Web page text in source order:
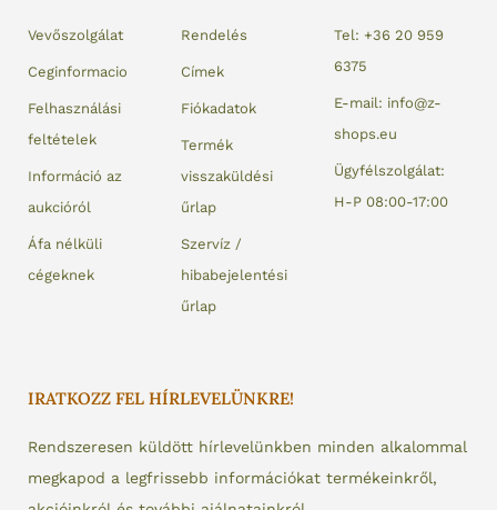
Vevőszolgálat
Ceginformacio
Felhasználási
feltételek
Információ az
aukcióról
Áfa nélküli
cégeknek
Rendelés
Címek
Fiókadatok
Termék
visszaküldési
űrlap
Szervíz /
hibabejelentési
űrlap
Tel: +36 20 959
6375
E-mail: info@z-
shops.eu
Ügyfélszolgálat:
H-P 08:00-17:00
IRATKOZZ FEL HÍRLEVELÜNKRE!
Rendszeresen küldött hírlevelünkben minden alkalommal
megkapod a legfrissebb információkat termékeinkről,